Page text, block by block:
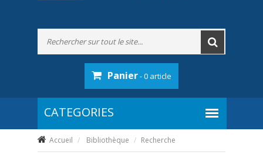
Panier- 0 article
Accueil Bibliothèque Recherche